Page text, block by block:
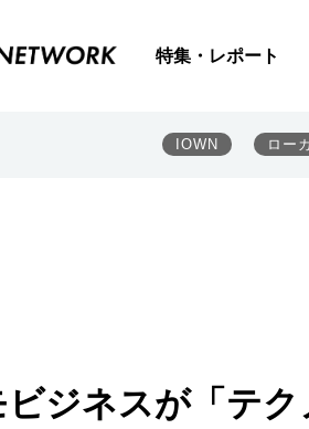
特集・レポート
IOWN ロー
ジネスが「テク